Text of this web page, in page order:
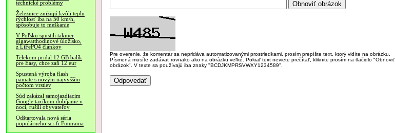
technické problémy
Železnice znižujú kvôli teplu
rýchlosť iba na 50 km/h,
spôsobuje to meškanie
V Poľsku spustili takmer
gigawatthodinové úložisko,
z LiFePO4 článkov
Telekom pridal 12 GB balík
pre Easy, chce zaň 12 eur
Spustená výroba flash
pamäte s novým najvyšším
počtom vrstiev
Súd zakázal samojazdiacim
Google taxíkom dobíjanie v
noci, rušili obyvateľov
Odštartovala nová séria
populárneho sci-fi Futurama
Pre overenie, že komentár sa nepridáva automatizovanými prostriedkami, prosím prepíšte text, ktorý vidíte na obrázku.
Písmená musíte zadávať rovnako ako na obrázku veľké. Pokiaľ text neviete prečítať, kliknite prosím na tlačidlo "Obnoviť
obrázok". V texte sa používajú iba znaky "BCDJKMPRSVWXY1234589".